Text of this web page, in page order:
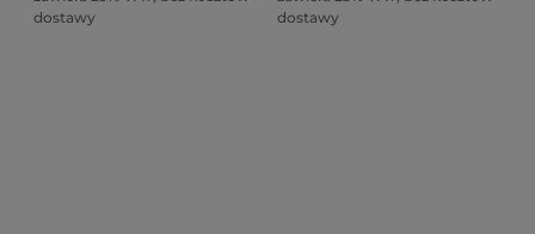
dostawy
dostawy